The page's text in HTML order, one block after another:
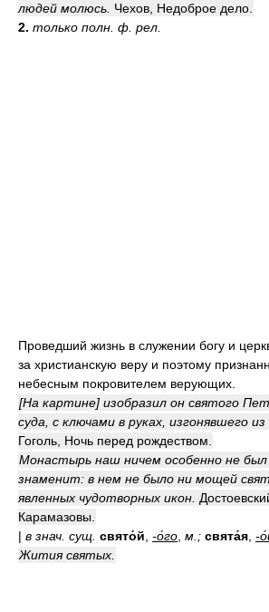
людей молюсь. Чехов, Недоброе дело.
2. только полн. ф. рел.
Проведший жизнь в служении богу и
за христианскую веру и поэтому
небесным покровителем верующих.
[На картине] изобразил он святого
суда, с ключами в руках, изгонявшего из
Гоголь, Ночь перед рождеством.
Монастырь наш ничем особенно не
знаменит: в нем не было ни мощей
явленных чудотворных икон.
Карамазовы.
| в знач. сущ. свято́й -о́го м.; свята́я -
Жития святых.